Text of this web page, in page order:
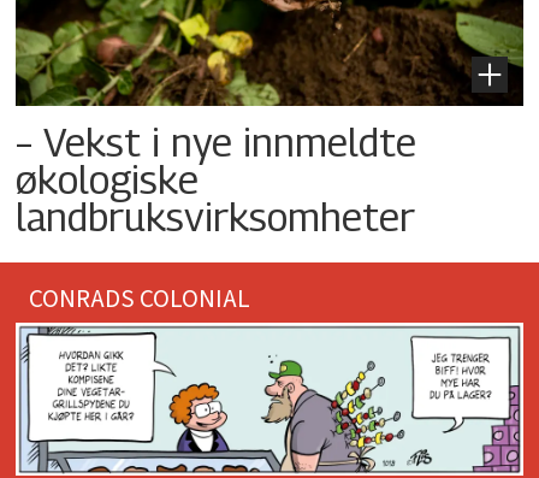
– Vekst i nye innmeldte
økologiske
landbruksvirksomheter
CONRADS COLONIAL